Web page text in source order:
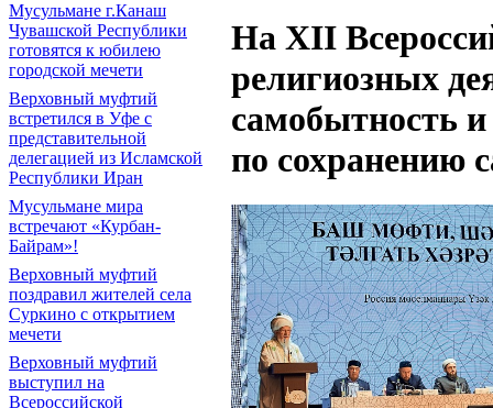
Мусульмане г.Канаш
Чувашской Республики
готовятся к юбилею
городской мечети
Верховный муфтий
встретился в Уфе с
представительной
делегацией из Исламской
Республики Иран
Мусульмане мира
встречают «Курбан-
Байрам»!
Верховный муфтий
поздравил жителей села
Суркино с открытием
мечети
Верховный муфтий
выступил на
Всероссийской
На XII
религиозных
самобытность
по сохранению